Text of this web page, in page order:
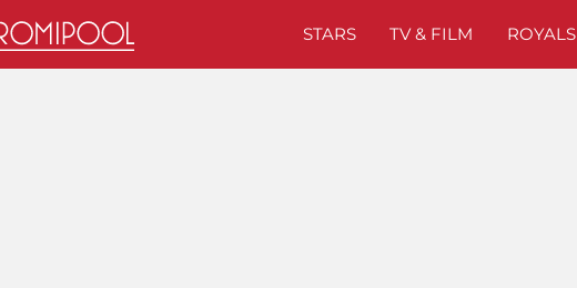
STARS TV & FILM ROYALS